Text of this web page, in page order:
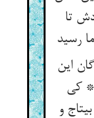
تا
رسید
این
کی
و